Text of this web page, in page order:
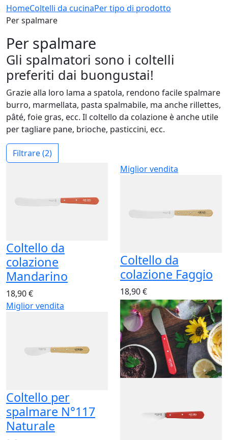
HomeColtelli da cucinaPer tipo di prodotto
Per spalmare
Per spalmare
Gli spalmatori sono i coltelli
preferiti dai buongustai!
Grazie alla loro lama a spatola, rendono facile spalmare
burro, marmellata, pasta spalmabile, ma anche rillettes,
pâté, foie gras, ecc. Il coltello da colazione è anche utile
per tagliare pane, brioche, pasticcini, ecc.
Filtrare(2)
Coltello da
colazione
Mandarino
18,90 €
Miglior vendita
Coltello da
colazione Faggio
18,90 €
Miglior vendita
Coltello per
spalmare N°117
Naturale